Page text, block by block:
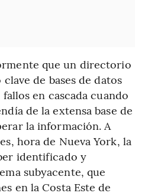
que un directorio
de bases de datos
en cascada cuando
de la extensa base de
la información. A
hora de Nueva York, la
identificado y
subyacente, que
en la Costa Este de